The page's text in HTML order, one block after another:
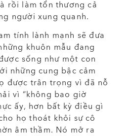
rồi làm tổn thương cả
người xung quanh.
tính lành mạnh sẽ đưa
khuôn mẫu đang
sống như một con
những cung bậc cảm
được trân trọng vì đã nỗ
vì “không bao giờ
ấy, hơn bất kỳ điều gì
họ thoát khỏi sự cô
âm thầm. Nó mở ra